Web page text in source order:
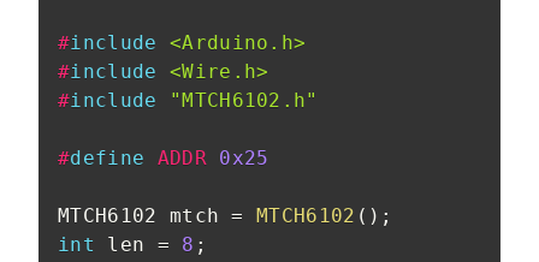
#include
<Arduino.h>
#include
<Wire.h>
#include "MTCH6102.h"
#define ADDR 0x25
MTCH6102 mtch = MTCH6102 ( ) ;
int
len = 8 ;